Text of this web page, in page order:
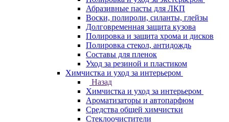
Абразивные пасты для ЛКП
Воски, полироли, силанты, глейзы
Долговременная защита кузова
Полировка и защита хрома и дисков
Полировка стекол, антидождь
Составы для пленок
Уход за резиной и пластиком
Химчистка и уход за интерьером
Назад
Химчистка и уход за интерьером
Ароматизаторы и автопарфюм
Средства общей химчистки
Стеклоочистители